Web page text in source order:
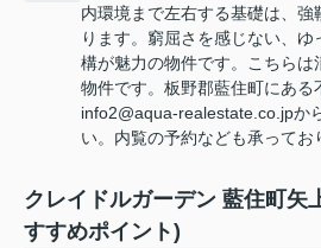
内環境まで左右する基礎は、強
ります。窮屈さを感じない、
構が魅力の物件です。こちらは
物件です。板野郡藍住町にある
info2@aqua-realestate.co.jpか
い。内覧の予約なども承ってお
クレイドルガーデン 藍住町矢
すすめポイント)